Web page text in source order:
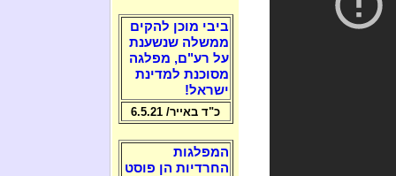
ביבי מוכן להקים
ממשלה שנשענת
על רע"ם, מפלגה
מסוכנת למדינת
ישראל!
כ"ד באייר/ 6.5.21
המפלגות
החרדיות הן פוסט